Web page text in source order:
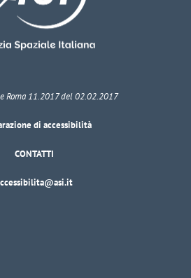
Roma 11.2017 del 02.02.2017
di accessibilità
CONTATTI